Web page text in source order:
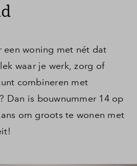
een woning met nét dat
waar je werk, zorg of
combineren met
Dan is bouwnummer 14 op
om groots te wonen met